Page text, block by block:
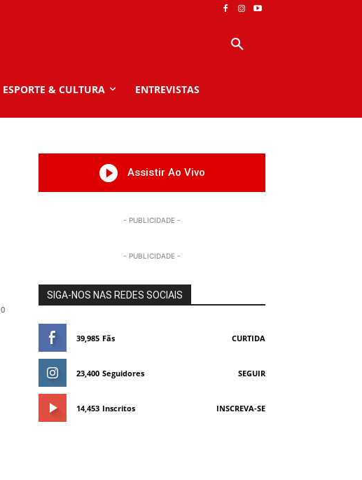
ESPORTE & CULTURA ENTREVISTAS
0
Assistir Ao Vivo
- PUBLICIDADE -
- PUBLICIDADE -
SIGA-NOS NAS REDES SOCIAIS
39,985 Fãs CURTIDA
23,400 Seguidores SEGUIR
14,453 Inscritos INSCREVA-SE